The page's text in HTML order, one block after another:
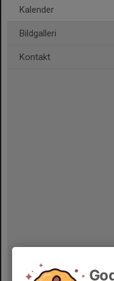
Kalender
Bildgalleri
Kontakt